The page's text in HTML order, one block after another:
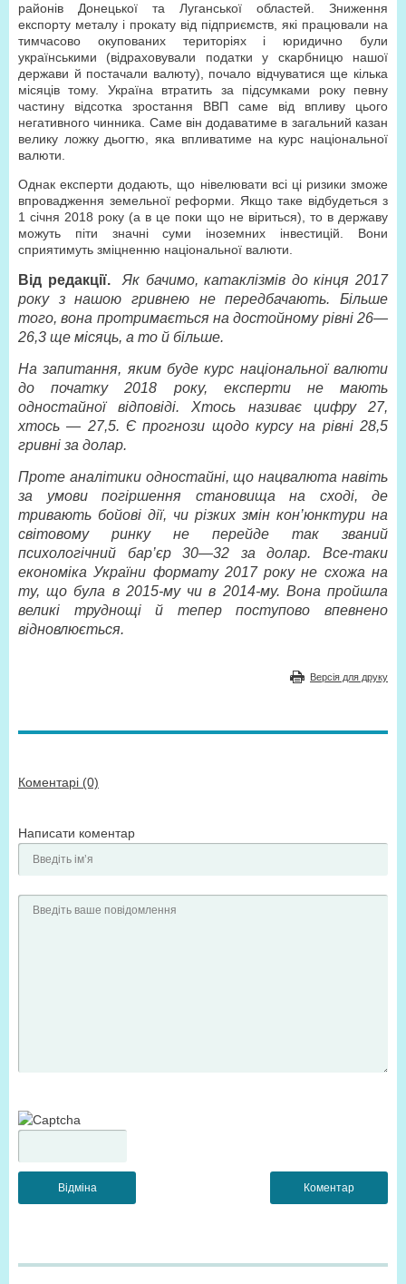
районів Донецької та Луганської областей. Зниження
експорту металу і прокату від підприємств, які працювали на
тимчасово окупованих територіях і юридично були
українськими (відраховували податки у скарбницю нашої
держави й постачали валюту), почало відчуватися ще кілька
місяців тому. Україна втратить за підсумками року певну
частину відсотка зростання ВВП саме від впливу цього
негативного чинника. Саме він додаватиме в загальний казан
велику ложку дьогтю, яка впливатиме на курс національної
валюти.
Однак експерти додають, що нівелювати всі ці ризики зможе
впровадження земельної реформи. Якщо таке відбудеться з
1 січня 2018 року (а в це поки що не віриться), то в державу
можуть піти значні суми іноземних інвестицій. Вони
сприятимуть зміцненню національної валюти.
Від редакції. Як бачимо, катаклізмів до кінця 2017
року з нашою гривнею не передбачають. Більше
того, вона протримається на достойному рівні 26—
26,3 ще місяць, а то й більше.
На запитання, яким буде курс національної валюти
до початку 2018 року, експерти не мають
одностайної відповіді. Хтось називає цифру 27,
хтось — 27,5. Є прогнози щодо курсу на рівні 28,5
гривні за долар.
Проте аналітики одностайні, що нацвалюта навіть
за умови погіршення становища на сході, де
тривають бойові дії, чи різких змін кон’юнктури на
світовому ринку не перейде так званий
психологічний бар’єр 30—32 за долар. Все-таки
економіка України формату 2017 року не схожа на
ту, що була в 2015-му чи в 2014-му. Вона пройшла
великі труднощі й тепер поступово впевнено
відновлюється.
Версія для друку
Коментарі (0)
Написати коментар